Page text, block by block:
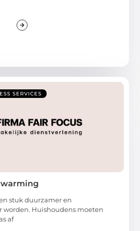
SERVICES
stuk duurzamer en
Huishoudens moeten
af